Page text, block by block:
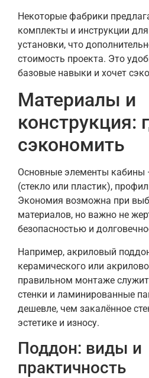
Некоторые фабрики
комплекты и инструкции
установки, что
стоимость проекта. Это
базовые навыки и хочет
Материалы и
конструкция:
сэкономить
Основные элементы кабины
(стекло или пластик),
Экономия возможна при
материалов, но важно не
безопасностью и
Например, акриловый
керамического или
правильном монтаже
стенки и ламинированные
дешевле, чем закалённое
эстетике и износу.
Поддон: виды и
практичность